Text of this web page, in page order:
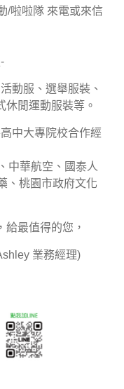
/啦啦隊 來電或來信
動服、選舉服裝、
休閒運動服裝等。
中大專院校合作經
中華航空、國泰人
、桃園市政府文化
給最值得的您，
業務經理)